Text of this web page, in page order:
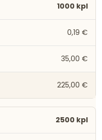
1000 kpl
0,19 €
35,00 €
225,00 €
2500 kpl